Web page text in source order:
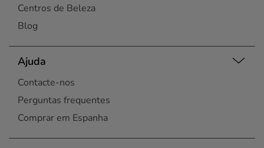
Centros de Beleza
Blog
Ajuda
Contacte-nos
Perguntas frequentes
Comprar em Espanha